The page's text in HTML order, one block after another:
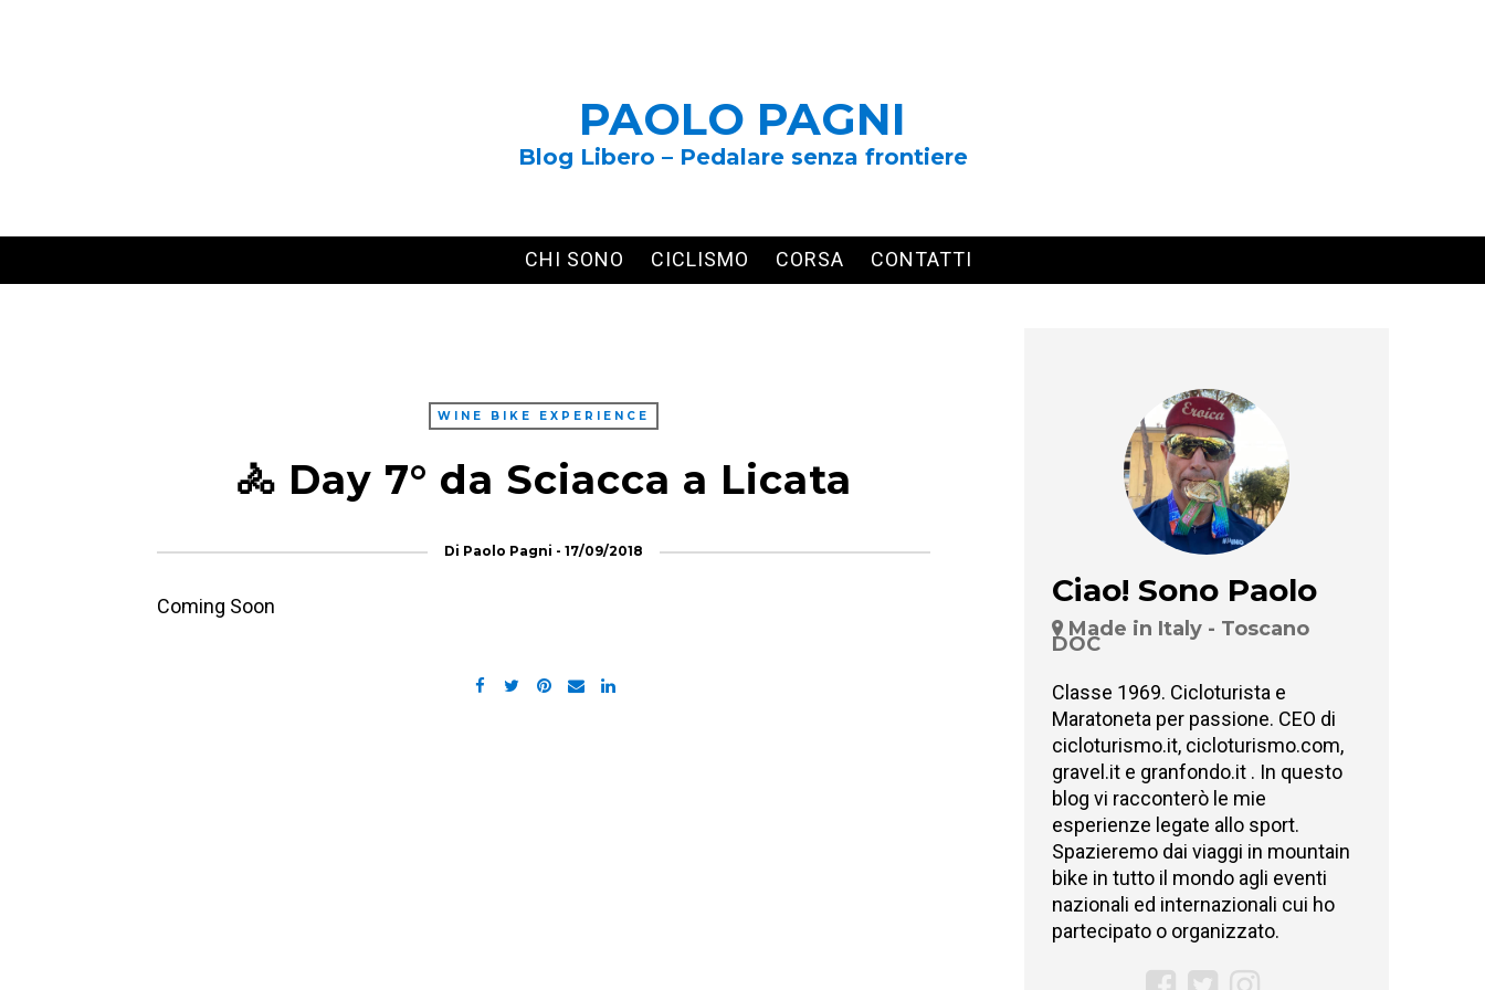
PAOLO PAGNI
Blog Libero – Pedalare senza frontiere
CHI SONO CICLISMO CORSA CONTATTI
WINE BIKE EXPERIENCE
🚴 Day 7° da Sciacca a Licata
Di Paolo Pagni - 17/09/2018
Coming Soon Ciao! Sono Paolo
Made in Italy - Toscano
DOC
Classe 1969. Cicloturista e
Maratoneta per passione. CEO di
cicloturismo.it, cicloturismo.com,
gravel.it e granfondo.it . In questo
blog vi racconterò le mie
esperienze legate allo sport.
Spazieremo dai viaggi in mountain
bike in tutto il mondo agli eventi
nazionali ed internazionali cui ho
partecipato o organizzato.